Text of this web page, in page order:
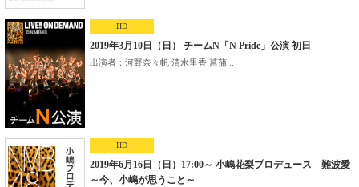
HD
2019年3月10日（日） チームN「N Pride」公演 初日
出演者：河野奈々帆 清水里香 菖蒲...
HD
2019年6月16日（日）17:00～ 小嶋花梨プロデュース 難波愛
～今、小嶋が思うこと～